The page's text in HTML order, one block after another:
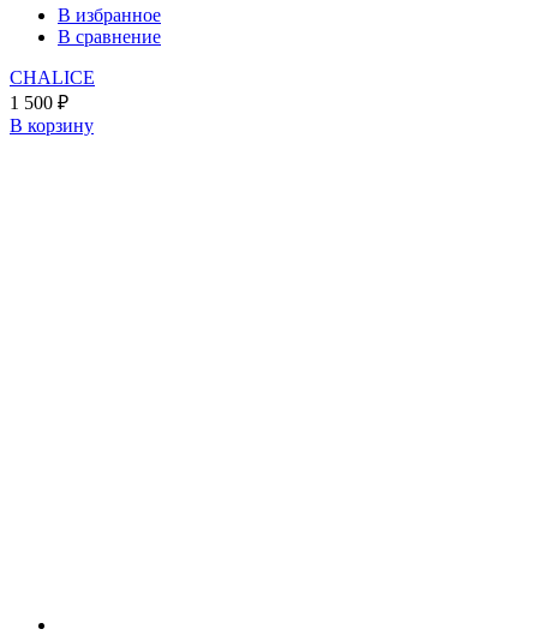
В избранное
В сравнение
CHALICE
1 500 ₽
В корзину